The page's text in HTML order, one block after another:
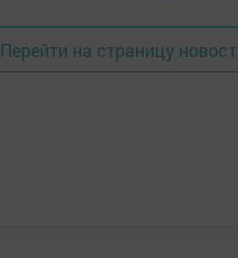
Перейти на страницу